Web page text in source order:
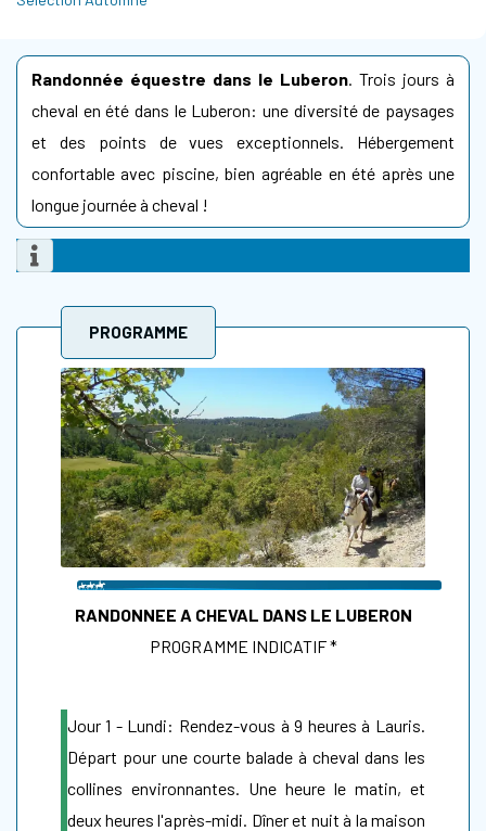
Randonnée équestre dans le Luberon. Trois jours à
cheval en été dans le Luberon: une diversité de paysages
et des points de vues exceptionnels. Hébergement
confortable avec piscine, bien agréable en été après une
longue journée à cheval !
PROGRAMME
RANDONNEE A CHEVAL DANS LE LUBERON
PROGRAMME INDICATIF *
Jour 1 - Lundi: Rendez-vous à 9 heures à Lauris.
Départ pour une courte balade à cheval dans les
collines environnantes. Une heure le matin, et
deux heures l'après-midi. Dîner et nuit à la maison